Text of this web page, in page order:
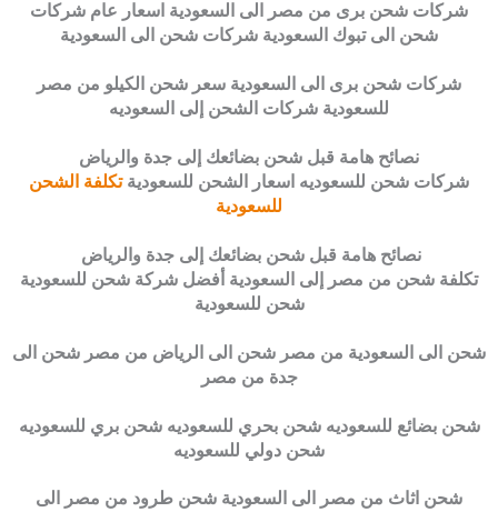
شركات شحن برى من مصر الى السعودية اسعار عام شركات
شحن الى تبوك السعودية شركات شحن الى السعودية
شركات شحن برى الى السعودية سعر شحن الكيلو من مصر
للسعودية شركات الشحن إلى السعوديه
نصائح هامة قبل شحن بضائعك إلى جدة والرياض
شركات شحن للسعوديه اسعار الشحن للسعوديةتكلفة الشحن
للسعودية
نصائح هامة قبل شحن بضائعك إلى جدة والرياض
تكلفة شحن من مصر إلى السعودية أفضل شركة شحن للسعودية
شحن للسعودية
شحن الى السعودية من مصر شحن الى الرياض من مصر شحن الى
جدة من مصر
شحن بضائع للسعوديه شحن بحري للسعوديه شحن بري للسعوديه
شحن دولي للسعوديه
شحن اثاث من مصر الى السعودية شحن طرود من مصر الى